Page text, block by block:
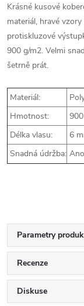
Krásné kusové
materiál, hravé
protiskluzové
900 g/m2. Velmi
šetrně prát.
Materiál:
Hmotnost:
Délka vlasu:
6
Snadná údržba: Ano
Parametry
Recenze
Diskuse